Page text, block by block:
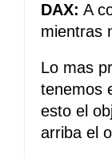
DAX: A
mientras
Lo mas
tenemos
esto el
arriba el